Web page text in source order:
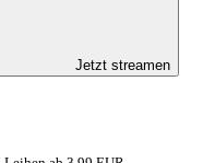
Jetzt streamen